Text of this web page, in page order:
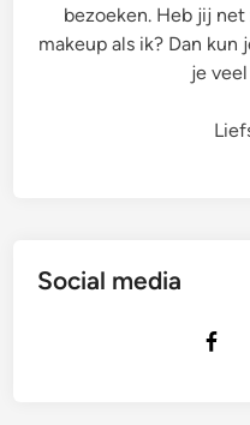
bezoeken. Heb jij net
makeup als ik? Dan kun
je
Social media